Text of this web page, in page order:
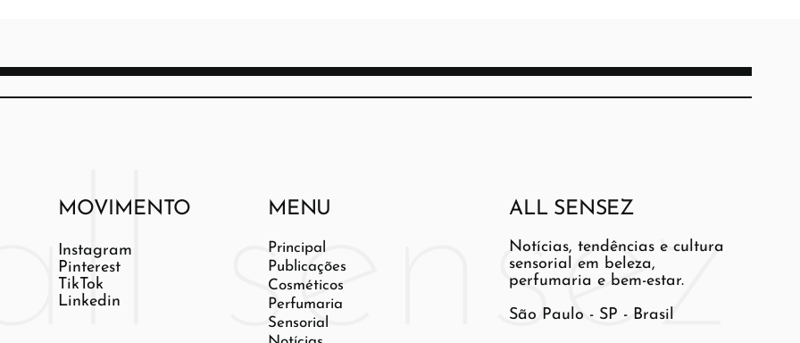
MOVIMENTO
Instagram
Pinterest
TikTok
Linkedin
MENU
Principal
Publicações
Cosméticos
Perfumaria
Sensorial
ALL SENSEZ
Notícias, tendências e cultura
sensorial em beleza,
perfumaria e bem-estar.
São Paulo - SP - Brasil